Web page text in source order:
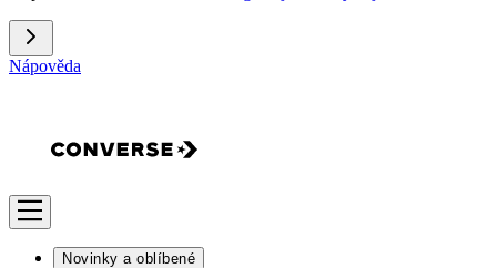
Nápověda
Novinky a oblíbené